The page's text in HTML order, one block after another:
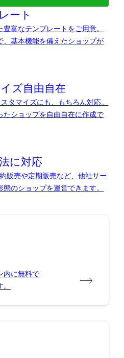
ート
豊富なテンプレートをご用意。
、基本機能を備えたショップが
ズ自由自在
タマイズにも、もちろん対応。
たショップを自由自在に作成で
に対応
販売や定期販売など、他社サー
のショップを運営できます。
内に無料で